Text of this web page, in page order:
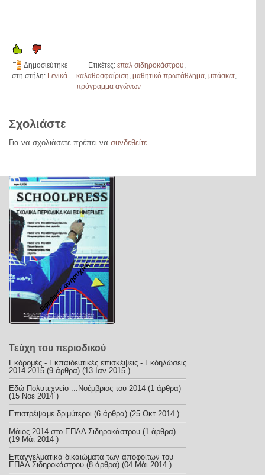
Δημοσιεύτηκε
στη στήλη: Γενικά
Ετικέτες: επαλ σιδηροκάστρου,
καλαθοσφαίριση, μαθητικό πρωτάθλημα, μπάσκετ,
πρόγραμμα αγώνων
Σχολιάστε
Για να σχολιάσετε πρέπει να συνδεθείτε.
Εφηβικές ανησυχίες
Τεύχη του περιοδικού
Εκδρομές - Εκπαιδευτικές επισκέψεις - Εκδηλώσεις
2014-2015 (9 άρθρα) (13 Ιαν 2015 )
Εδώ Πολυτεχνείο ...Νοέμβριος του 2014 (1 άρθρα)
(15 Νοε 2014 )
Επιστρέψαμε δριμύτεροι (6 άρθρα) (25 Οκτ 2014 )
Μάιος 2014 στο ΕΠΑΛ Σιδηροκάστρου (1 άρθρα)
(19 Μάι 2014 )
Επαγγελματικά δικαιώματα των αποφοίτων του
ΕΠΑΛ Σιδηροκάστρου (8 άρθρα) (04 Μάι 2014 )